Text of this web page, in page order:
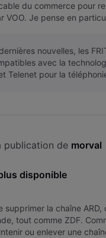
du commerce pour
VOO. Je pense en
u
nouvelles, les
avec la
Telenet pour la
publication de morval
disponible
supprimer la chaîne ARD,
tout comme ZDF.
ou enlever une